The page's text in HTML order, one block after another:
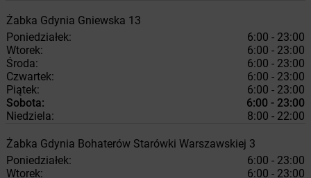
Żabka Gdynia Gniewska 13
Poniedziałek:
6:00 - 23:00
Wtorek:
6:00 - 23:00
Środa:
6:00 - 23:00
Czwartek:
6:00 - 23:00
Piątek:
6:00 - 23:00
Sobota:
6:00 - 23:00
Niedziela:
8:00 - 22:00
Żabka Gdynia Bohaterów Starówki Warszawskiej 3
Poniedziałek:
6:00 - 23:00
Wtorek:
6:00 - 23:00